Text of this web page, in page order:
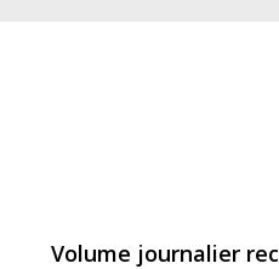
Volume journalier